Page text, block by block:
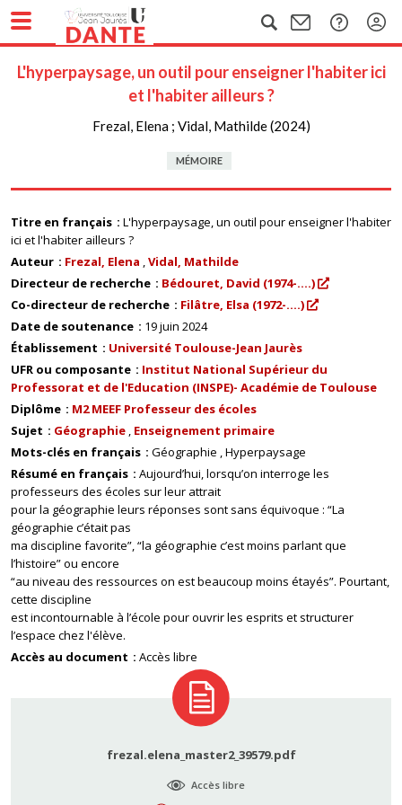
L'hyperpaysage, un outil pour enseigner l'habiter ici
et l'habiter ailleurs ?
Frezal, Elena ; Vidal, Mathilde (2024)
MÉMOIRE
Titre en français
L'hyperpaysage, un outil pour enseigner l'habiter
ici et l'habiter ailleurs ?
Auteur
Frezal, Elena Vidal, Mathilde
Directeur de recherche
Bédouret, David (1974-....)
Co-directeur de recherche
Filâtre, Elsa (1972-....)
Date de soutenance
19 juin 2024
Établissement
Université Toulouse-Jean Jaurès
UFR ou composante
Institut National Supérieur du
Professorat et de l'Education (INSPE)- Académie de Toulouse
Diplôme
M2 MEEF Professeur des écoles
Sujet
Géographie Enseignement primaire
Mots-clés en français
Géographie Hyperpaysage
Résumé en français
Aujourd’hui, lorsqu’on interroge les
professeurs des écoles sur leur attrait
pour la géographie leurs réponses sont sans équivoque : “La
géographie c’était pas
ma discipline favorite”, “la géographie c’est moins parlant que
l’histoire” ou encore
“au niveau des ressources on est beaucoup moins étayés”. Pourtant,
cette discipline
est incontournable à l’école pour ouvrir les esprits et structurer
l’espace chez l'élève.
Accès au document
Accès libre
frezal.elena_master2_39579.pdf
Accès libre